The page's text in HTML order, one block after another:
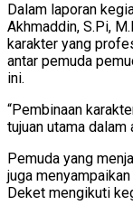
Dalam laporan
Akhmaddin, S.Pi,
karakter yang
antar pemuda
ini.
“Pembinaan
tujuan utama dalam
Pemuda yang
juga
Deket mengikuti